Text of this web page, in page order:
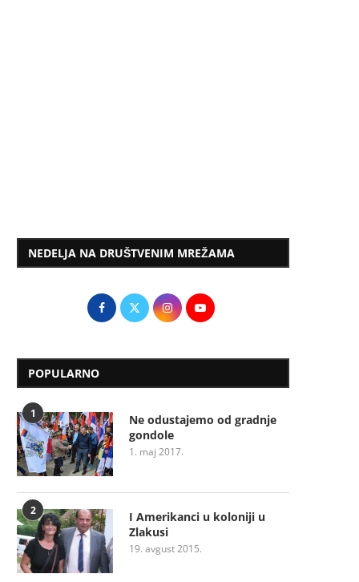
NEDELJA NA DRUŠTVENIM MREŽAMA
POPULARNO
1
Ne odustajemo od gradnje
gondole
1. maj 2017.
2
I Amerikanci u koloniji u
Zlakusi
19. avgust 2015.